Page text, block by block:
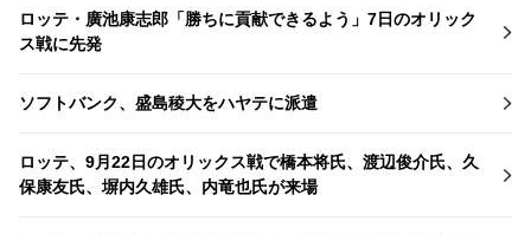
ロッテ・廣池康志郎「勝ちに貢献できるよう」7日のオリック
ス戦に先発
ソフトバンク、盛島稜大をハヤテに派遣
ロッテ、9月22日のオリックス戦で橋本将氏、渡辺俊介氏、久
保康友氏、塀内久雄氏、内竜也氏が来場